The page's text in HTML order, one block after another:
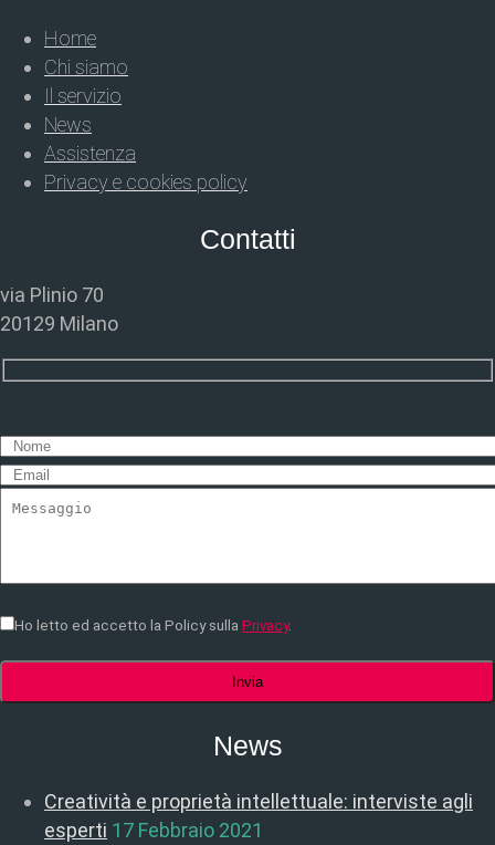
Home
Chi siamo
Il servizio
News
Assistenza
Privacy e cookies policy
Contatti
via Plinio 70
20129 Milano
Ho letto ed accetto la Policy sulla Privacy.
News
Creatività e proprietà intellettuale: interviste agli
esperti 17 Febbraio 2021